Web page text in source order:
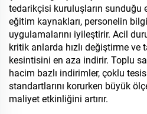
tedarikçisi kuruluşların sunduğu
eğitim kaynakları, personelin
uygulamalarını iyileştirir. Acil
kritik anlarda hızlı değiştirme ve
kesintisini en aza indirir. Toplu
hacim bazlı indirimler, çoklu
standartlarını korurken büyük
maliyet etkinliğini artırır.